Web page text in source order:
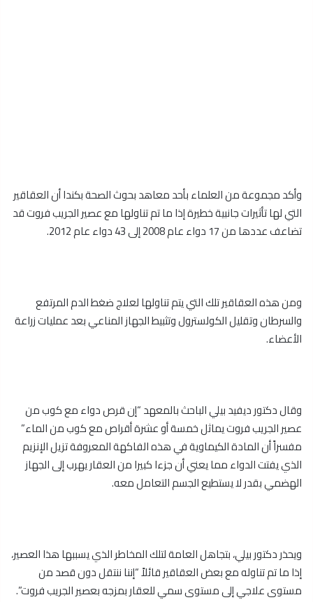
وأكد مجموعة من العلماء بأحد معاهد بحوث الصحة بكندا أن العقاقير
التي لها تأثيرات جانبية خطيرة إذا ما تم تناولها مع عصير الجريب فروت قد
تضاعف عددها من 17 دواء عام 2008 إلى 43 دواء عام 2012.
ومن هذه العقاقير تلك التي يتم تناولها لعلاج ضغط الدم المرتفع
والسرطان وتقليل الكولسترول وتثبيط الجهاز المناعي بعد عمليات زراعة
الأعضاء.
وقال دكتور ديفيد بيلي الباحث بالمعهد “إن قرص دواء مع كوب من
عصير الجريب فروت يماثل خمسة أو عشرة أقراص مع كوب من الماء”
مفسراً أن المادة الكيماوية في هذه الفاكهة المعروفة تزيل الإنزيم
الذي يفتت الدواء مما يعني أن جزءا كبيرا من العقار يهرب إلى الجهاز
الهضمي بقدر لا يستطيع الجسم التعامل معه.
ويحذر دكتور بيلي، بتجاهل العامة لتلك المخاطر الذي يسببها هذا العصير،
إذا ما تم تناوله مع بعض العقاقير قائلاً “إننا ننتقل دون قصد من
مستوى علاجي إلى مستوى سمي للعقار بمزجه بعصير الجريب فروت”.